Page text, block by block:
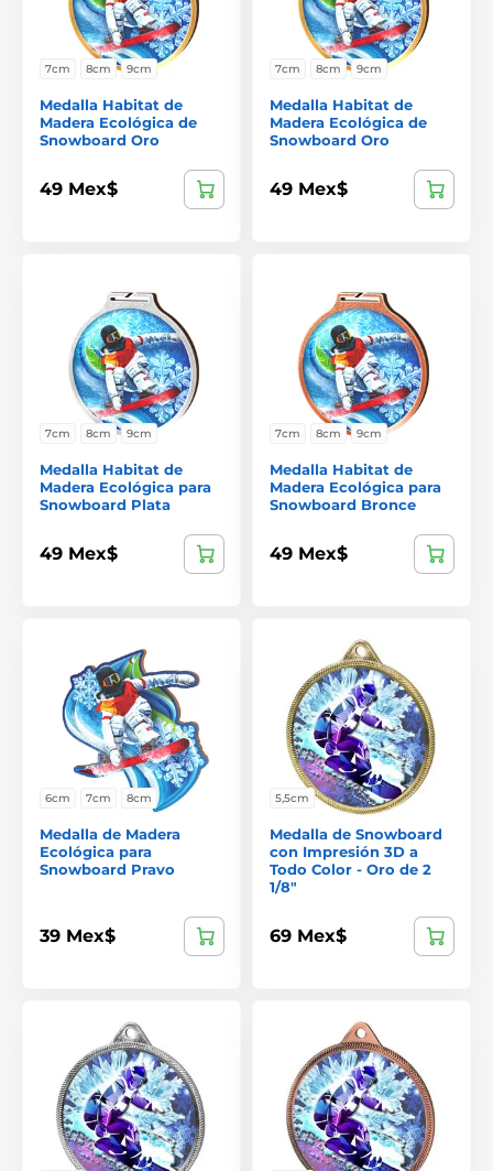
7cm 8cm 9cm
Medalla Habitat de
Madera Ecológica de
Snowboard Oro
49 Mex$
7cm 8cm 9cm
Medalla Habitat de
Madera Ecológica de
Snowboard Oro
49 Mex$
7cm 8cm 9cm
Medalla Habitat de
Madera Ecológica para
Snowboard Plata
49 Mex$
7cm 8cm 9cm
Medalla Habitat de
Madera Ecológica para
Snowboard Bronce
49 Mex$
6cm 7cm 8cm
Medalla de Madera
Ecológica para
Snowboard Pravo
39 Mex$
5,5cm
Medalla de Snowboard
con Impresión 3D a
Todo Color - Oro de 2
1/8"
69 Mex$